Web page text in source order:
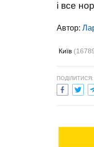
і все
Автор:
Київ
ПОДІЛИТИСЯ: